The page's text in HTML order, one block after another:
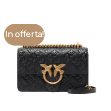
In offerta!